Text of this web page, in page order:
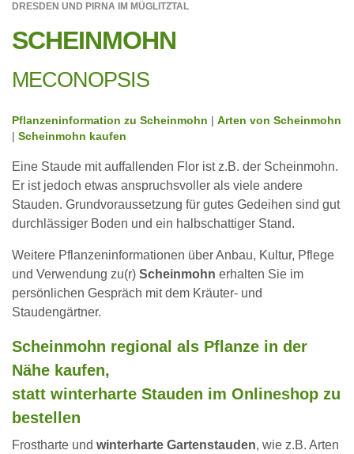
DRESDEN UND PIRNA IM MÜGLITZTAL
SCHEINMOHN
MECONOPSIS
Pflanzeninformation zu Scheinmohn
Arten von Scheinmohn
Scheinmohn kaufen
Eine Staude mit auffallenden Flor ist z.B. der Scheinmohn.
Er ist jedoch etwas anspruchsvoller als viele andere
Stauden. Grundvoraussetzung für gutes Gedeihen sind gut
durchlässiger Boden und ein halbschattiger Stand.
Weitere Pflanzeninformationen über Anbau, Kultur, Pflege
und Verwendung zu(r) Scheinmohn erhalten Sie im
persönlichen Gespräch mit dem Kräuter- und
Staudengärtner.
Scheinmohn regional als Pflanze in der
Nähe kaufen,
statt winterharte Stauden im Onlineshop zu
bestellen
Frostharte und winterharte Gartenstauden, wie z.B. Arten